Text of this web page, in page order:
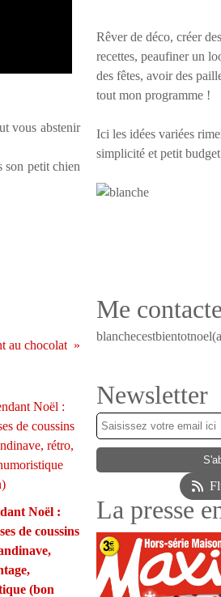
vous abstenir
petit chien
au chocolat
Noël :
de coussins
(bon
Rêver de déco, créer
recettes, peaufiner un
des fêtes, avoir des
tout mon programme !
Ici les idées variées
simplicité et petit
Me
Newsletter
La presse